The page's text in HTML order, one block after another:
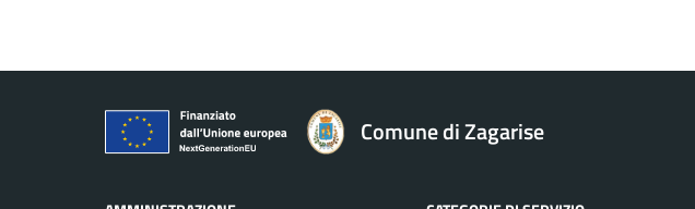
Comune di Zagarise